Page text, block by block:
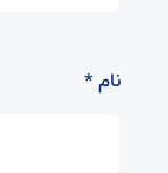
نام*